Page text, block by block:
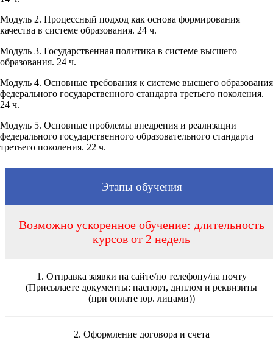
Модуль 2. Процессный подход как основа формирования
качества в системе образования. 24 ч.
Модуль 3. Государственная политика в системе высшего
образования. 24 ч.
Модуль 4. Основные требования к системе высшего образования
федерального государственного стандарта третьего поколения.
24 ч.
Модуль 5. Основные проблемы внедрения и реализации
федерального государственного образовательного стандарта
третьего поколения. 22 ч.
Этапы обучения
Возможно ускоренное обучение: длительность
курсов от 2 недель
1. Отправка заявки на сайте/по телефону/на почту
(Присылаете документы: паспорт, диплом и реквизиты
(при оплате юр. лицами))
2. Оформление договора и счета